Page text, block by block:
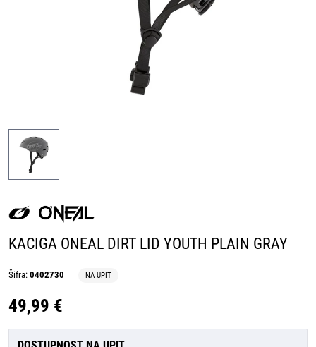
KACIGA ONEAL DIRT LID YOUTH PLAIN GRAY
Šifra: 0402730 NA UPIT
49,99 €